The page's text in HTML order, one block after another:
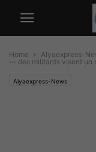
Home Alyaexpress-
— des militants visent un
Alyaexpress-News